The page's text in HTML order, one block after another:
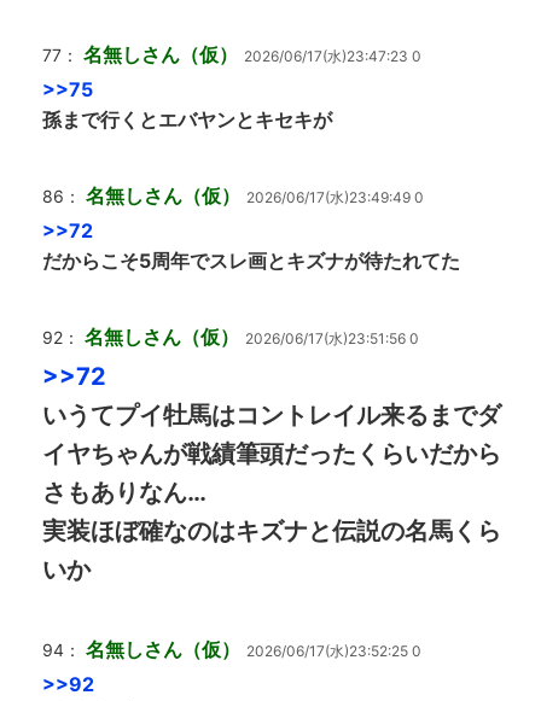
77： 名無しさん（仮） 2026/06/17(水)23:47:23 0
>>75
孫まで行くとエバヤンとキセキが
86： 名無しさん（仮） 2026/06/17(水)23:49:49 0
>>72
だからこそ5周年でスレ画とキズナが待たれてた
92： 名無しさん（仮） 2026/06/17(水)23:51:56 0
>>72
いうてプイ牡馬はコントレイル来るまでダ
イヤちゃんが戦績筆頭だったくらいだから
さもありなん…
実装ほぼ確なのはキズナと伝説の名馬くら
いか
94： 名無しさん（仮） 2026/06/17(水)23:52:25 0
>>92